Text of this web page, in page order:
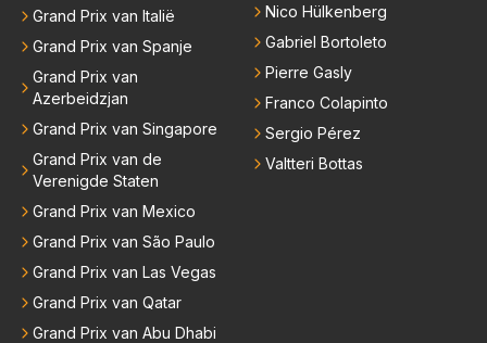
Grand Prix van Italië
Grand Prix van Spanje
Grand Prix van
Azerbeidzjan
Grand Prix van Singapore
Grand Prix van de
Verenigde Staten
Grand Prix van Mexico
Grand Prix van São Paulo
Grand Prix van Las Vegas
Grand Prix van Qatar
Grand Prix van Abu Dhabi
Nico Hülkenberg
Gabriel Bortoleto
Pierre Gasly
Franco Colapinto
Sergio Pérez
Valtteri Bottas